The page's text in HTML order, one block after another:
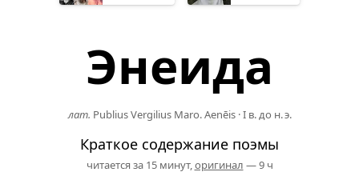
Энеида
лат. Publius Vergilius Maro. Aenēis·I в. до н. э.
Краткое содержание поэмы
читается за 15 минут, оригинал — 9 ч